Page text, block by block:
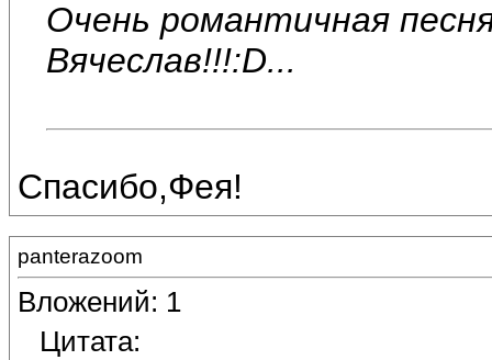
Очень романтичная
Вячеслав!!!:D...
Спасибо,Фея!
panterazoom
Вложений: 1
Цитата: